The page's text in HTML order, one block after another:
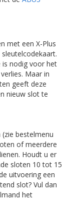
met een X-Plus
is nodig voor het
Maar in
geeft deze
nieuw slot te
bestelmenu
of meerdere
Houdt u er
sloten 10 tot 15
uitvoering een
slot? Vul dan
het